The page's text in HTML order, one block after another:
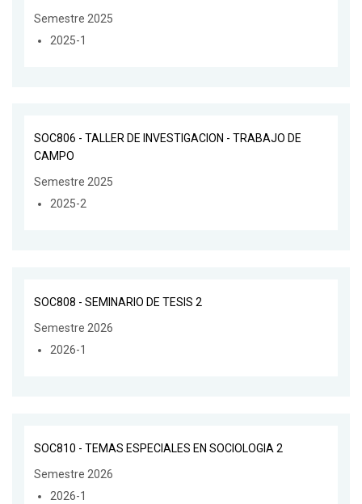
Semestre 2025
2025-1
SOC806 - TALLER DE INVESTIGACION - TRABAJO DE
CAMPO
Semestre 2025
2025-2
SOC808 - SEMINARIO DE TESIS 2
Semestre 2026
2026-1
SOC810 - TEMAS ESPECIALES EN SOCIOLOGIA 2
Semestre 2026
2026-1